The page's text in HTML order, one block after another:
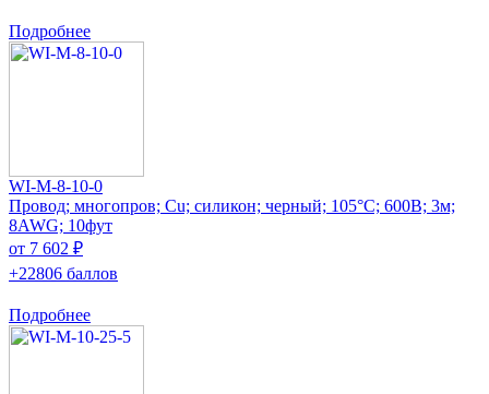
Подробнее
WI-M-8-10-0
Провод; многопров; Cu; силикон; черный; 105°C; 600В; 3м;
8AWG; 10фут
от 7 602 ₽
+22806 баллов
Подробнее